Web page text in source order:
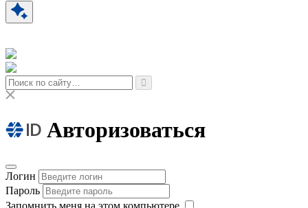
Авторизоваться
Логин
Пароль